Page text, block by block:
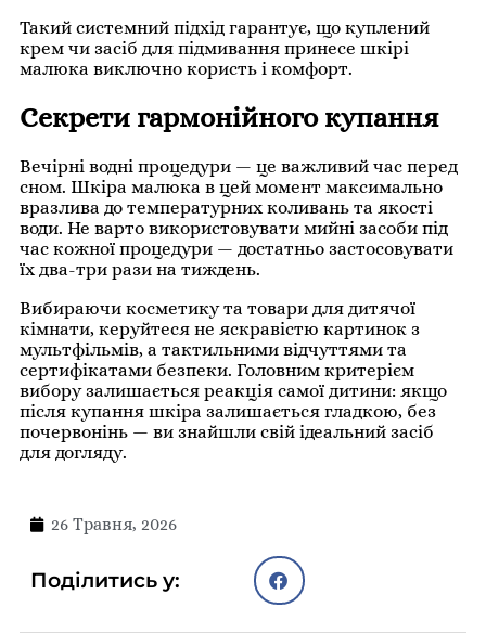
Такий системний підхід гарантує, що куплений
крем чи засіб для підмивання принесе шкірі
малюка виключно користь і комфорт.
Секрети гармонійного купання
Вечірні водні процедури — це важливий час перед
сном. Шкіра малюка в цей момент максимально
вразлива до температурних коливань та якості
води. Не варто використовувати мийні засоби під
час кожної процедури — достатньо застосовувати
їх два-три рази на тиждень.
Вибираючи косметику та товари для дитячої
кімнати, керуйтеся не яскравістю картинок з
мультфільмів, а тактильними відчуттями та
сертифікатами безпеки. Головним критерієм
вибору залишається реакція самої дитини: якщо
після купання шкіра залишається гладкою, без
почервонінь — ви знайшли свій ідеальний засіб
для догляду.
26 Травня, 2026
Поділитись у: